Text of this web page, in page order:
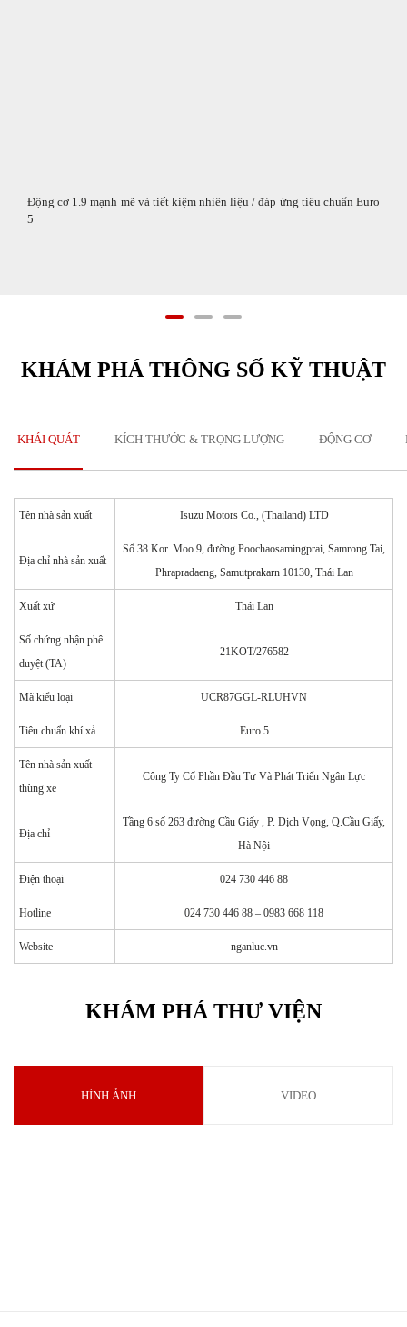
Động cơ 1.9 mạnh mẽ và tiết kiệm nhiên liệu / đáp ứng tiêu chuẩn Euro
5
KHÁM PHÁ THÔNG SỐ KỸ THUẬT
KHÁI QUÁT KÍCH THƯỚC & TRỌNG LƯỢNG ĐỘNG CƠ
Tên nhà sản xuất Isuzu Motors Co., (Thailand) LTD
Địa chỉ nhà sản xuất
Số 38 Kor. Moo 9, đường Poochaosamingprai, Samrong Tai,
Phrapradaeng, Samutprakarn 10130, Thái Lan
Xuất xứ Thái Lan
Số chứng nhận phê
duyệt (TA)
21KOT/276582
Mã kiểu loại UCR87GGL-RLUHVN
Tiêu chuẩn khí xả Euro 5
Tên nhà sản xuất
thùng xe
Công Ty Cổ Phần Đầu Tư Và Phát Triển Ngân Lực
Địa chỉ
Tầng 6 số 263 đường Cầu Giấy , P. Dịch Vọng, Q.Cầu Giấy,
Hà Nội
Điện thoại 024 730 446 88
Hotline 024 730 446 88 – 0983 668 118
Website nganluc.vn
KHÁM PHÁ THƯ VIỆN
HÌNH ẢNH VIDEO